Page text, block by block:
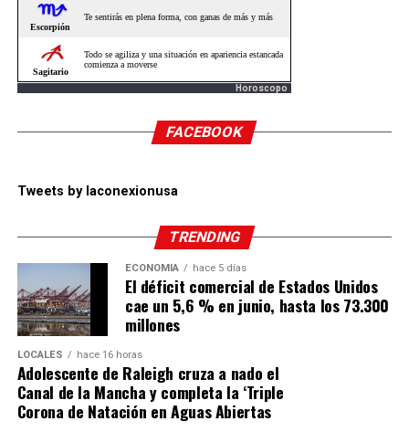
Horoscopo
FACEBOOK
Tweets by laconexionusa
TRENDING
ECONOMÍA hace 5 días
El déficit comercial de Estados Unidos
cae un 5,6 % en junio, hasta los 73.300
millones
LOCALES hace 16 horas
Adolescente de Raleigh cruza a nado el
Canal de la Mancha y completa la ‘Triple
Corona de Natación en Aguas Abiertas